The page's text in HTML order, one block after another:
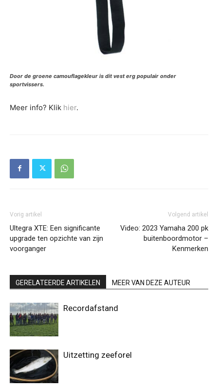
Door de groene camouflagekleur is dit vest erg populair onder
sportvissers.
Meer info? Klik hier.
Vorig artikel
Ultegra XTE: Een significante
upgrade ten opzichte van zijn
voorganger
Volgend artikel
Video: 2023 Yamaha 200 pk
buitenboordmotor –
Kenmerken
GERELATEERDE ARTIKELEN MEER VAN DEZE AUTEUR
Recordafstand
Uitzetting zeeforel